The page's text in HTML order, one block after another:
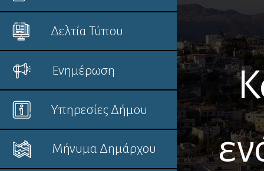
Δελτία Τύπου
Ενημέρωση
Υπηρεσίες Δήμου
Μήνυμα Δημάρχου